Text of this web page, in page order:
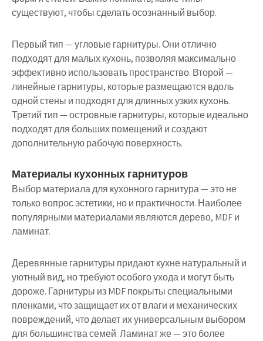
существуют, чтобы сделать осознанный выбор.
Первый тип — угловые гарнитуры. Они отлично
подходят для малых кухонь, позволяя максимально
эффективно использовать пространство. Второй —
линейные гарнитуры, которые размещаются вдоль
одной стены и подходят для длинных узких кухонь.
Третий тип — островные гарнитуры, которые идеально
подходят для больших помещений и создают
дополнительную рабочую поверхность.
Материалы кухонных гарнитуров
Выбор материала для кухонного гарнитура — это не
только вопрос эстетики, но и практичности. Наиболее
популярными материалами являются дерево, MDF и
ламинат.
Деревянные гарнитуры придают кухне натуральный и
уютный вид, но требуют особого ухода и могут быть
дороже. Гарнитуры из MDF покрыты специальными
пленками, что защищает их от влаги и механических
повреждений, что делает их универсальным выбором
для большинства семей. Ламинат же — это более